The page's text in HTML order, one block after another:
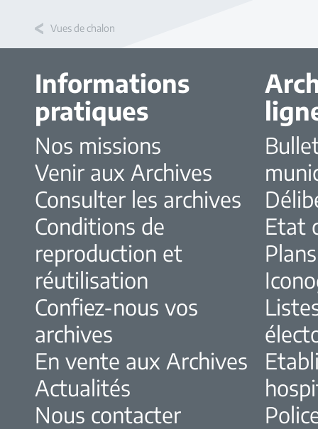
Vues de chalon
Informations
pratiques
Nos missions
Venir aux Archives
Consulter les archives
Conditions de
reproduction et
réutilisation
Confiez-nous vos
archives
En vente aux Archives
Actualités
Nous contacter
Etat
Plans